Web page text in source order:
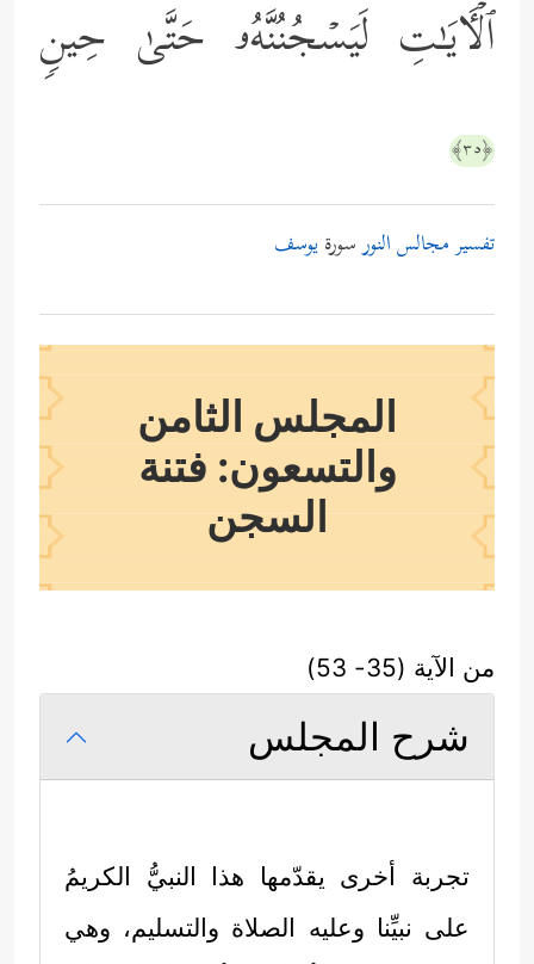
ٱلۡـَٔایَـٰتِ لَیَسۡجُنُنَّهُۥ حَتَّىٰ حِینࣲ
﴿٣٥﴾
تفسير مجالس النورسورةيوسف
المجلس الثامن
والتسعون: فتنة
السجن
من الآية (35- 53)
شرح المجلس
تجربة أخرى يقدّمها هذا النبيُّ الكريمُ
على نبيِّنا وعليه الصلاة والتسليم، وهي